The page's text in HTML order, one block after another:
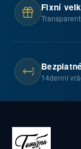
Fixní
14denní